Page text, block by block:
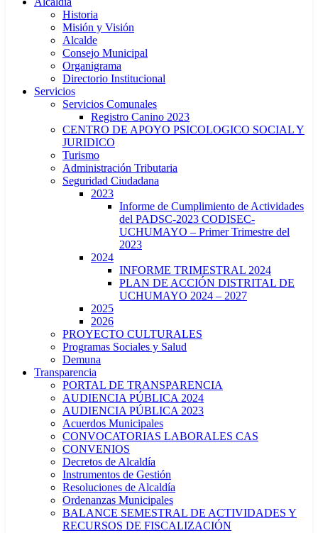
Historia
Misión y Visión
Alcalde
Consejo Municipal
Organigrama
Directorio Institucional
Servicios
Servicios Comunales
Registro Canino 2023
CENTRO DE APOYO PSICOLOGICO SOCIAL Y
JURIDICO
Turismo
Administración Tributaria
Seguridad Ciudadana
2023
Informe de Cumplimiento de Actividades
del PADSC-2023 CODISEC-
UCHUMAYO – Primer Trimestre del
2023
2024
INFORME TRIMESTRAL 2024
PLAN DE ACCIÓN DISTRITAL DE
UCHUMAYO 2024 – 2027
2025
2026
PROYECTO CULTURALES
Programas Sociales y Salud
Demuna
Transparencia
PORTAL DE TRANSPARENCIA
AUDIENCIA PÚBLICA 2024
AUDIENCIA PÚBLICA 2023
Acuerdos Municipales
CONVOCATORIAS LABORALES CAS
CONVENIOS
Decretos de Alcaldía
Instrumentos de Gestión
Resoluciones de Alcaldía
Ordenanzas Municipales
BALANCE SEMESTRAL DE ACTIVIDADES Y
RECURSOS DE FISCALIZACIÓN